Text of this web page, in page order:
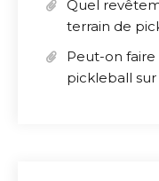
Quel
terrain de
Peut-on
pickleball